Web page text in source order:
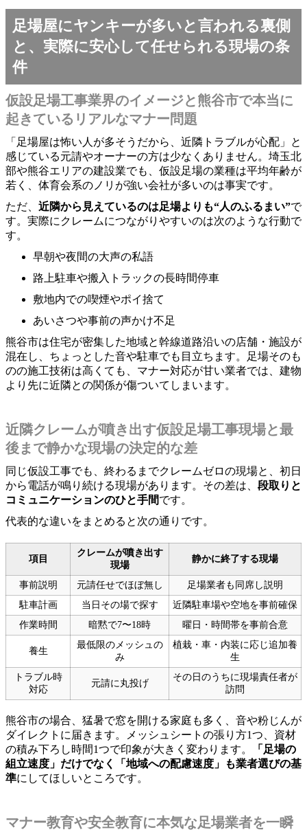
足場屋にヤンキーが多いと言われる裏側
と、実際に安心して任せられる現場の条
件
仮設足場工事業界のイメージと熊谷市で本当に
起きているリアルなマナー問題
「足場屋は怖い人が多そうだから、近隣トラブルが心配」と
感じている元請やオーナーの方は少なくありません。埼玉北
部や熊谷エリアの建設業でも、仮設足場の業種は平均年齢が
若く、体育会系のノリが強い会社が多いのは事実です。
ただ、 近隣から見えているのは足場よりも“人のふるまい”で
す。実際にクレームにつながりやすいのは次のような行動で
す。
早朝や夜間の大声の私語
路上駐車や搬入トラックの長時間停車
敷地内での喫煙やポイ捨て
あいさつや事前の声かけ不足
熊谷市は住宅が密集した地域と幹線道路沿いの店舗・施設が
混在し、ちょっとした音や駐車でも目立ちます。足場そのも
のの施工技術は高くても、マナー対応が甘い業者では、建物
より先に近隣との関係が傷ついてしまいます。
近隣クレームが噴き出す仮設足場工事現場と最
後まで静かな現場の決定的な差
同じ仮設工事でも、終わるまでクレームゼロの現場と、初日
から電話が鳴り続ける現場があります。その差は、 段取りと
コミュニケーションのひと手間です。
代表的な違いをまとめると次の通りです。
項目
クレームが噴き出す
現場
静かに終了する現場
事前説明 元請任せでほぼ無し
足場業者も同席し説明
駐車計画
当日その場で探す
近隣駐車場や空地を事前確保
作業時間
暗黙で7〜18時 曜日・時間帯を事前合意
養生
最低限のメッシュの
み
植栽・車・内装に応じ追加養
生
トラブル時
対応
元請に丸投げ
その日のうちに現場責任者が
訪問
熊谷市の場合、猛暑で窓を開ける家庭も多く、音や粉じんが
ダイレクトに届きます。メッシュシートの張り方1つ、資材
の積み下ろし時間1つで印象が大きく変わります。
「足場の
組立速度」だけでなく「地域への配慮速度」も業者選びの基
準にしてほしいところです。
マナー教育や安全教育に本気な足場業者を一瞬